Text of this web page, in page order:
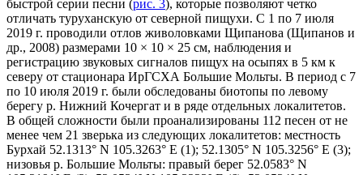
быстрой серии песни (рис. 3), которые позволяют четко
отличать туруханскую от северной пищухи. С 1 по 7 июля
2019 г. проводили отлов живоловками Щипанова (Щипанов и
др., 2008) размерами 10 × 10 × 25 см, наблюдения и
регистрацию звуковых сигналов пищух на осыпях в 5 км к
северу от стационара ИрГСХА Большие Мольты. В период с 7
по 10 июля 2019 г. были обследованы биотопы по левому
берегу р. Нижний Кочергат и в ряде отдельных локалитетов.
В общей сложности были проанализированы 112 песен от не
менее чем 21 зверька из следующих локалитетов: местность
Бурхай 52.1313° N 105.3263° E (1); 52.1305° N 105.3256° E (3);
низовья р. Большие Мольты: правый берег 52.0583° N